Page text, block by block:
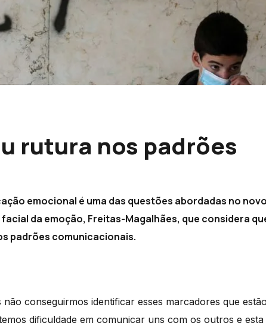
rutura nos padrões
emocional é uma das questões abordadas no novo
da emoção, Freitas-Magalhães, que considera
padrões comunicacionais.
conseguirmos identificar esses marcadores que estão
dificuldade em comunicar uns com os outros e esta